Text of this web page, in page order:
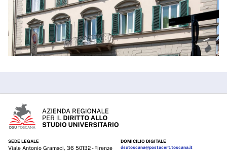
SEDE LEGALE
Viale Antonio Gramsci, 36 50132 - Firenze
DOMICILIO DIGITALE
dsutoscana@postacert.toscana.it